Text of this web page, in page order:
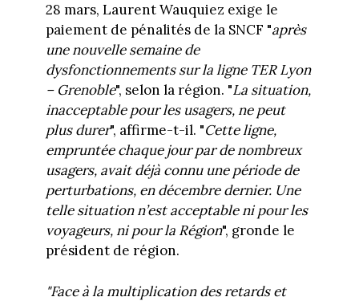
28 mars, Laurent Wauquiez exige le
paiement de pénalités de la SNCF "après
une nouvelle semaine de
dysfonctionnements sur la ligne TER Lyon
– Grenoble", selon la région. "La situation,
inacceptable pour les usagers, ne peut
plus durer", affirme-t-il. "Cette ligne,
empruntée chaque jour par de nombreux
usagers, avait déjà connu une période de
perturbations, en décembre dernier. Une
telle situation n’est acceptable ni pour les
voyageurs, ni pour la Région", gronde le
président de région.
"Face à la multiplication des retards et